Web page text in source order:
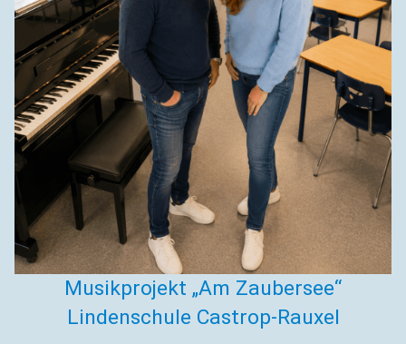
Musikprojekt „Am Zaubersee“
Lindenschule Castrop-Rauxel